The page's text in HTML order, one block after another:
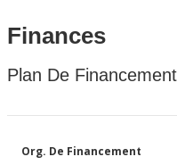
Finances
Plan De
Org. De Financement